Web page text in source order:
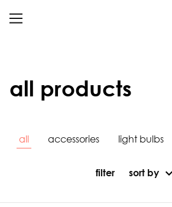
all products
all accessories light bulbs
filter sort by